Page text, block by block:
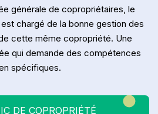
générale de copropriétaires, le
chargé de la bonne gestion des
cette même copropriété. Une
qui demande des compétences
spécifiques.
DE COPROPRIÉTÉ